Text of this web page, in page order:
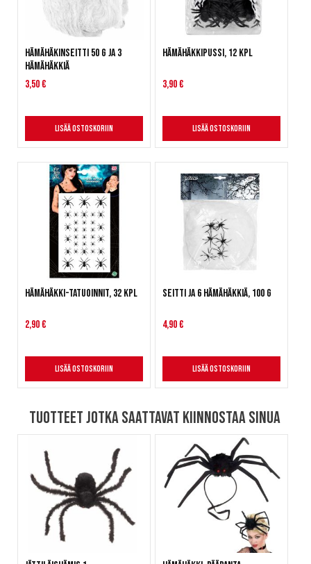
Hämähäkinseitti 50 g ja 3
hämähäkkiä
3,50 €
Lisää ostoskoriin
Hämähäkkipussi, 12 kpl
3,90 €
Lisää ostoskoriin
Hämähäkki-tatuoinnit, 32 kpl
2,90 €
Lisää ostoskoriin
Seitti ja 6 hämähäkkiä, 100 g
4,90 €
Lisää ostoskoriin
Tuotteet jotka saattavat kiinnostaa sinua